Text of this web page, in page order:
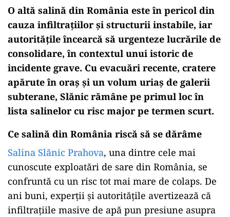
O altă salină din România este în pericol din
cauza infiltrațiilor și structurii instabile, iar
autoritățile încearcă să urgenteze lucrările de
consolidare, în contextul unui istoric de
incidente grave. Cu evacuări recente, cratere
apărute în oraș și un volum uriaș de galerii
subterane, Slănic rămâne pe primul loc în
lista salinelor cu risc major pe termen scurt.
Ce salină din România riscă să se dărâme
Salina Slănic Prahova, una dintre cele mai
cunoscute exploatări de sare din România, se
confruntă cu un risc tot mai mare de colaps. De
ani buni, experții și autoritățile avertizează că
infiltrațiile masive de apă pun presiune asupra